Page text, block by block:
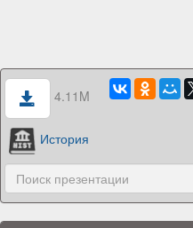
4.11M
История